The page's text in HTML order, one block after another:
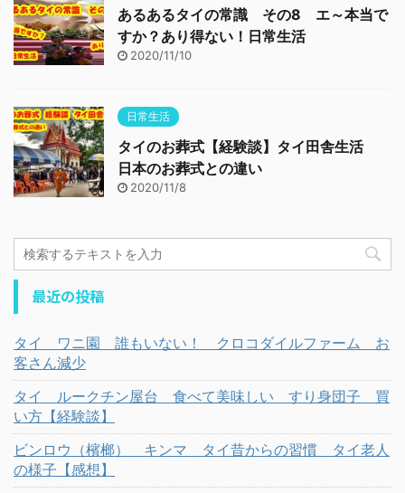
あるあるタイの常識 その8 エ～本当で
すか？あり得ない！日常生活
2020/11/10
日常生活
タイのお葬式【経験談】タイ田舎生活
日本のお葬式との違い
2020/11/8
最近の投稿
タイ ワニ園 誰もいない！ クロコダイルファーム お
客さん減少
タイ ルークチン屋台 食べて美味しい すり身団子 買
い方【経験談】
ビンロウ（檳榔） キンマ タイ昔からの習慣 タイ老人
の様子【感想】